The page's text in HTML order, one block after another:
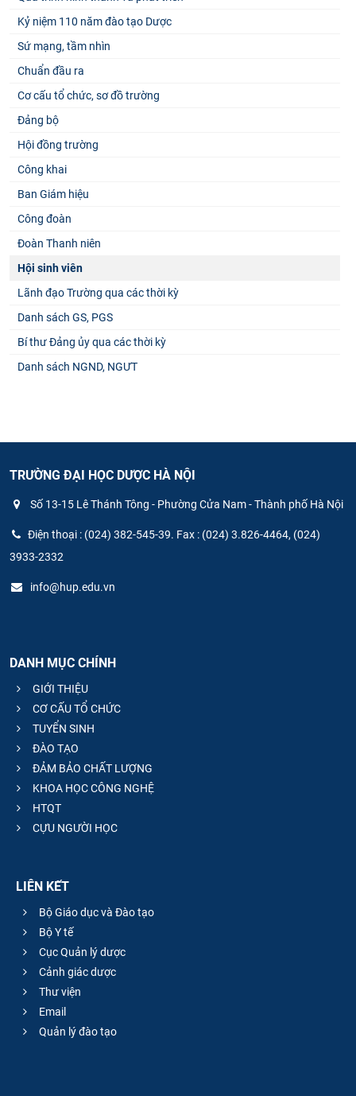
Kỷ niệm 110 năm đào tạo Dược
Sứ mạng, tầm nhìn
Chuẩn đầu ra
Cơ cấu tổ chức, sơ đồ trường
Đảng bộ
Hội đồng trường
Công khai
Ban Giám hiệu
Công đoàn
Đoàn Thanh niên
Hội sinh viên
Lãnh đạo Trường qua các thời kỳ
Danh sách GS, PGS
Bí thư Đảng ủy qua các thời kỳ
Danh sách NGND, NGƯT
TRƯỜNG ĐẠI HỌC DƯỢC HÀ NỘI
Số 13-15 Lê Thánh Tông - Phường Cửa Nam - Thành phố Hà Nội
Điện thoại : (024) 382-545-39. Fax : (024) 3.826-4464, (024)
3933-2332
info@hup.edu.vn
DANH MỤC CHÍNH
GIỚI THIỆU
CƠ CẤU TỔ CHỨC
TUYỂN SINH
ĐÀO TẠO
ĐẢM BẢO CHẤT LƯỢNG
KHOA HỌC CÔNG NGHỆ
HTQT
CỰU NGƯỜI HỌC
LIÊN KẾT
Bộ Giáo dục và Đào tạo
Bộ Y tế
Cục Quản lý dược
Cảnh giác dược
Thư viện
Email
Quản lý đào tạo